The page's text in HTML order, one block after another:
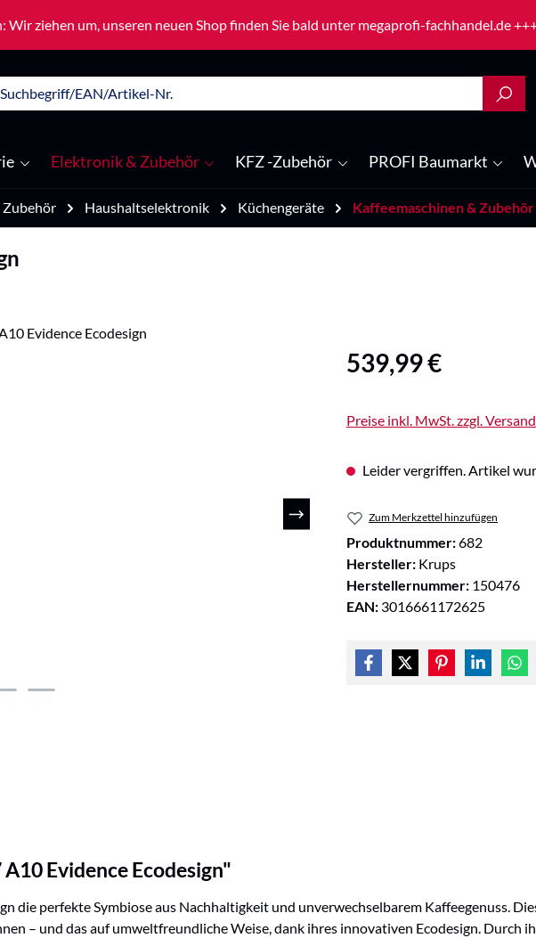
Wir ziehen um, unseren neuen Shop finden Sie bald unter megaprofi-fachhandel.de
Elektronik & Zubehör KFZ -Zubehör PROFI Baumarkt
Haushaltselektronik Küchengeräte Kaffeemaschinen & Zubehör
Regulärer Preis:
539,99 €
Preise inkl. MwSt. zzgl.
Leider vergriffen. Artikel
Zum Merkzettel hinzufügen
Produktnummer:682
Hersteller: Krups
Herstellernummer: 150476
EAN: 3016661172625
Evidence Ecodesign"
die perfekte Symbiose aus Nachhaltigkeit und unverwechselbarem Kaffeegenuss.
– und das auf umweltfreundliche Weise, dank ihres innovativen Ecodesign. Durch